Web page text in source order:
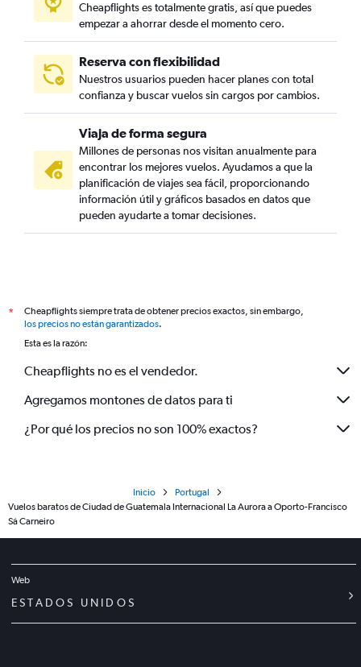
Cheapflights es totalmente gratis, así que puedes
empezar a ahorrar desde el momento cero.
Reserva con flexibilidad
Nuestros usuarios pueden hacer planes con total
confianza y buscar vuelos sin cargos por cambios.
Viaja de forma segura
Millones de personas nos visitan anualmente para
encontrar los mejores vuelos. Ayudamos a que la
planificación de viajes sea fácil, proporcionando
información útil y gráficos basados en datos que
pueden ayudarte a tomar decisiones.
*
Cheapflights siempre trata de obtener precios exactos, sin embargo,
los precios no están garantizados.
Esta es la razón:
Cheapflights no es el vendedor.
Agregamos montones de datos para ti
¿Por qué los precios no son 100% exactos?
Inicio
Portugal
Vuelos baratos de Ciudad de Guatemala Internacional La Aurora a Oporto-Francisco
Sá Carneiro
Web
ESTADOS UNIDOS